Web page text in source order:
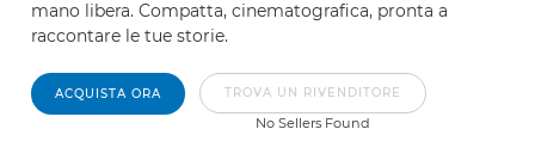
mano libera. Compatta, cinematografica, pronta a
raccontare le tue storie.
ACQUISTA ORA TROVA UN RIVENDITORE
No Sellers Found